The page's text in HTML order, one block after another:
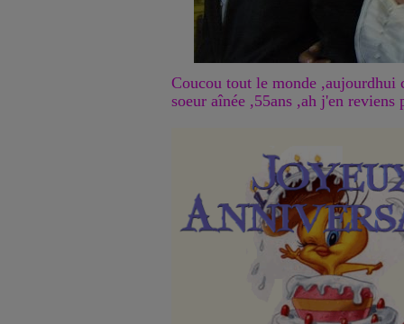
Coucou tout le monde ,aujourdhui
soeur aînée ,55ans ,ah j'en reviens